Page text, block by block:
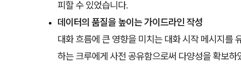
피할 수 있었습니다.
데이터의 품질을 높이는 가이드라인 작성
대화 흐름에 큰 영향을 미치는 대화 시작 메시지를
하는 크루에게 사전 공유함으로써 다양성을 확보